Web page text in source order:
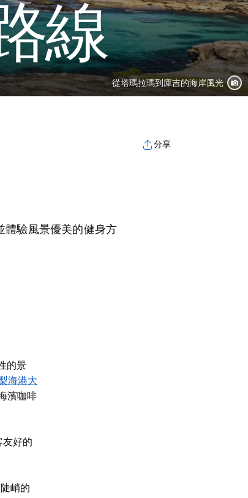
線
從塔瑪拉瑪到庫吉的海岸風光
分享
體驗風景優美的健身方
的景
海港大
濱咖啡
好的
峭的